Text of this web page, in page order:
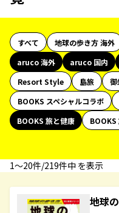
すべて 地球の歩き方 海外
aruco 海外
aruco 国内
Resort Style
島旅 御
BOOKS スペシャルコラボ
BOOKS 旅と健康
BOOKS
1〜20件/219件中 を表示
地球